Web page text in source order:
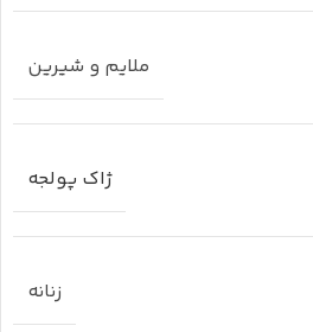
ملایم و شیرین
ژاک پولجه
زنانه